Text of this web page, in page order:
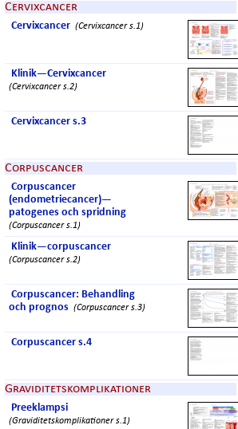
Cervixcancer
Cervixcancer (Cervixcancer s.1)
Klinik—Cervixcancer
(Cervixcancer s.2)
Cervixcancer s.3
Corpuscancer
Corpuscancer
(endometriecancer)—
patogenes och spridning
(Corpuscancer s.1)
Klinik—corpuscancer
(Corpuscancer s.2)
Corpuscancer: Behandling
och prognos (Corpuscancer s.3)
Corpuscancer s.4
Graviditetskomplikationer
Preeklampsi
(Graviditetskomplikationer s.1)